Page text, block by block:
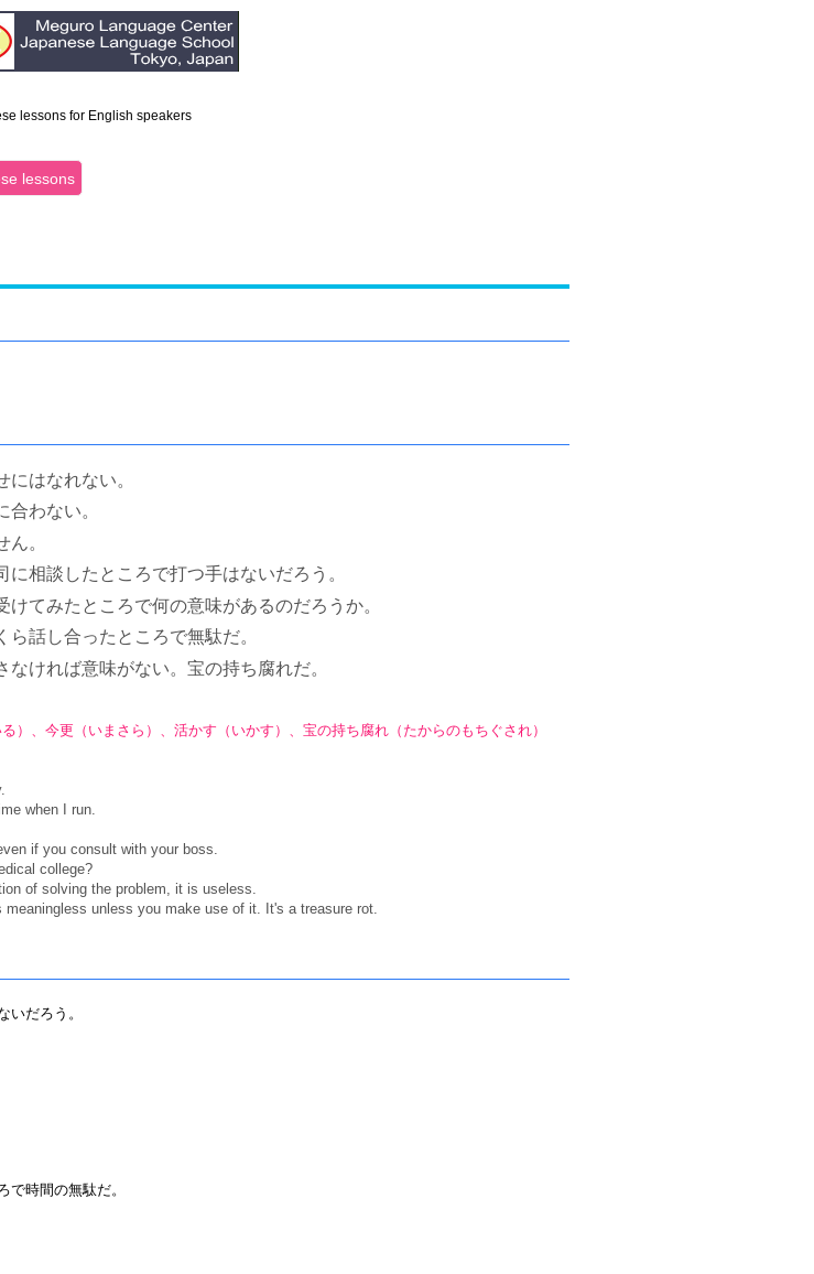
lessons for English speakers
lessons
はなれない。
わない。
。
相談したところで打つ手はないだろう。
てみたところで何の意味があるのだろうか。
話し合ったところで無駄だ。
ければ意味がない。宝の持ち腐れだ。
、今更（いまさら）、活かす（いかす）、宝の持ち腐れ（たからのもちぐされ）
when I run.
if you consult with your boss.
college?
of solving the problem, it is useless.
unless you make use of it. It's a treasure rot.
いだろう。
で時間の無駄だ。